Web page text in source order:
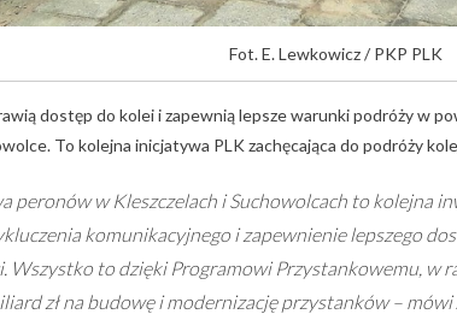
Fot. E. Lewkowicz / PKP PLK
dostęp do kolei i zapewnią lepsze warunki podróży w
To kolejna inicjatywa PLK zachęcająca do podróży
peronów w Kleszczelach i Suchowolcach to kolejna
komunikacyjnego i zapewnienie lepszego
Wszystko to dzięki Programowi Przystankowemu, w
zł na budowę i modernizację przystanków –